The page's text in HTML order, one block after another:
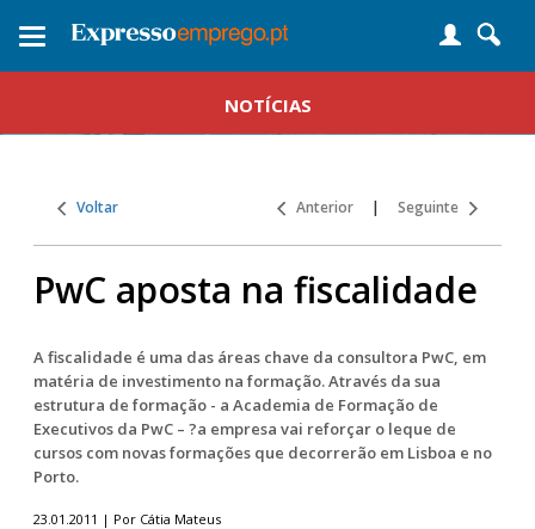
Toggle
NOTÍCIAS
Voltar Anterior | Seguinte
PwC aposta na fiscalidade
A fiscalidade é uma das áreas chave da consultora PwC, em
matéria de investimento na formação. Através da sua
estrutura de formação - a Academia de Formação de
Executivos da PwC – ?a empresa vai reforçar o leque de
cursos com novas formações que decorrerão em Lisboa e no
Porto.
23.01.2011 | Por Cátia Mateus